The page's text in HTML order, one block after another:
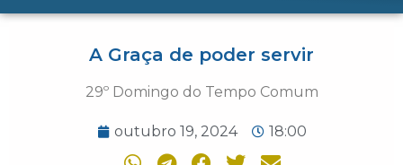
A Graça de poder servir
29º Domingo do Tempo Comum
outubro 19, 2024 18:00